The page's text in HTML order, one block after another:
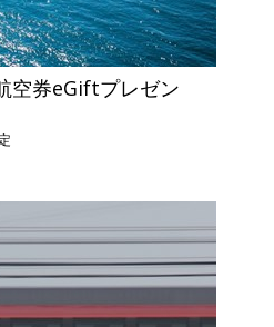
空券eGiftプレゼン